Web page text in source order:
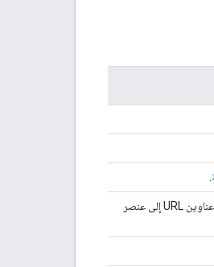
رابط للصورة داخل "صور Google". لا يمكن للمطوِّر فتح هذا الرابط، بل يمكن للمستخدم فقط فتحه. تشير عناوين URL إلى عنصر